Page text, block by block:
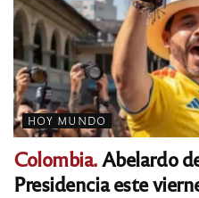
HOY MUNDO
Colombia.Abelardo
Presidencia este